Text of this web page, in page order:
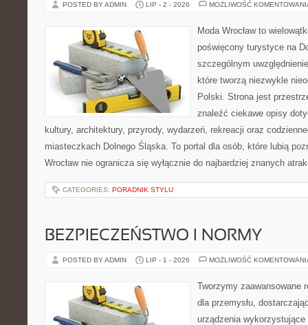
POSTED BY ADMIN LIP - 2 - 2026 MOŻLIWOŚĆ
Moda Wrocław to
poświęcony turystyce na
szczególnym
które tworzą niezwykle
Polski. Strona jest
znaleźć ciekawe opisy
kultury, architektury, przyrody, wydarzeń, rekreacji oraz
miasteczkach Dolnego Śląska. To portal dla osób, które lubią
Wrocław nie ogranicza się wyłącznie do najbardziej znanych
CATEGORIES: PORADNIK STYLU
BEZPIECZEŃSTWO I NORMY
POSTED BY ADMIN LIP - 1 - 2026 MOŻLIWOŚĆ
Tworzymy zaawansowane
dla przemysłu,
urządzenia